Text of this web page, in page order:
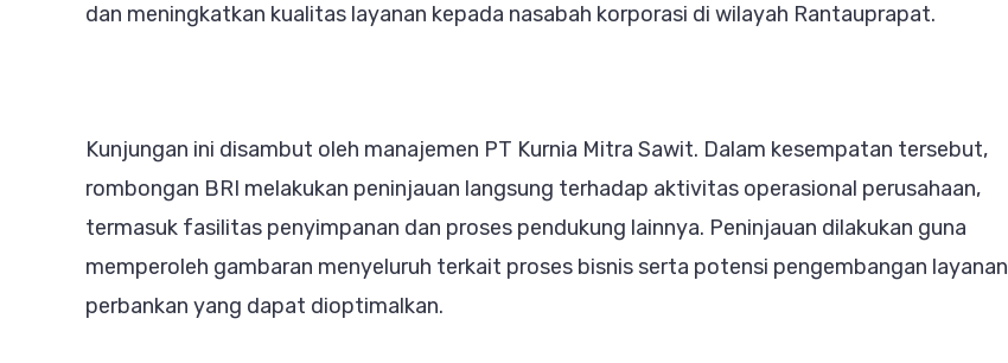
ke
dan meningkatkan kualitas layanan kepada nasabah korporasi di wilayah Rantauprapat.
Kunjungan ini disambut oleh manajemen PT Kurnia Mitra Sawit. Dalam kesempatan tersebut,
rombongan BRI melakukan peninjauan langsung terhadap aktivitas operasional perusahaan,
termasuk fasilitas penyimpanan dan proses pendukung lainnya. Peninjauan dilakukan guna
memperoleh gambaran menyeluruh terkait proses bisnis serta potensi pengembangan layanan
perbankan yang dapat dioptimalkan.